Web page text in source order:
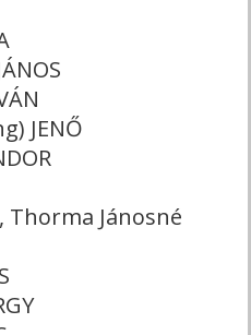
JENŐ
Thorma Jánosné